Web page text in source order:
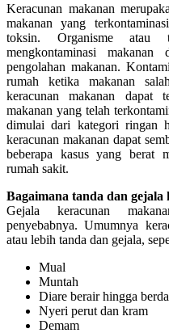
Keracunan makanan
makanan yang
toksin. Organisme atau
mengkontaminasi
pengolahan makanan.
rumah ketika makanan
keracunan makanan dapat
makanan yang telah
dimulai dari kategori ringan
keracunan makanan dapat
beberapa kasus yang berat
rumah sakit.
Bagaimana tanda dan gejala
Gejala keracunan
penyebabnya. Umumnya
atau lebih tanda dan gejala,
Mual
Muntah
Diare berair hingga
Nyeri perut dan kram
Demam